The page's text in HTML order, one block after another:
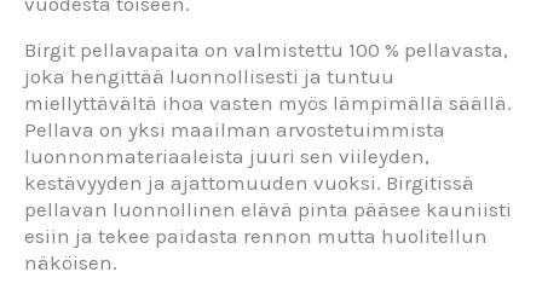
Birgit pellavapaita on valmistettu 100 % pellavasta,
joka hengittää luonnollisesti ja tuntuu
miellyttävältä ihoa vasten myös lämpimällä säällä.
Pellava on yksi maailman arvostetuimmista
luonnonmateriaaleista juuri sen viileyden,
kestävyyden ja ajattomuuden vuoksi. Birgitissä
pellavan luonnollinen elävä pinta pääsee kauniisti
esiin ja tekee paidasta rennon mutta huolitellun
näköisen.